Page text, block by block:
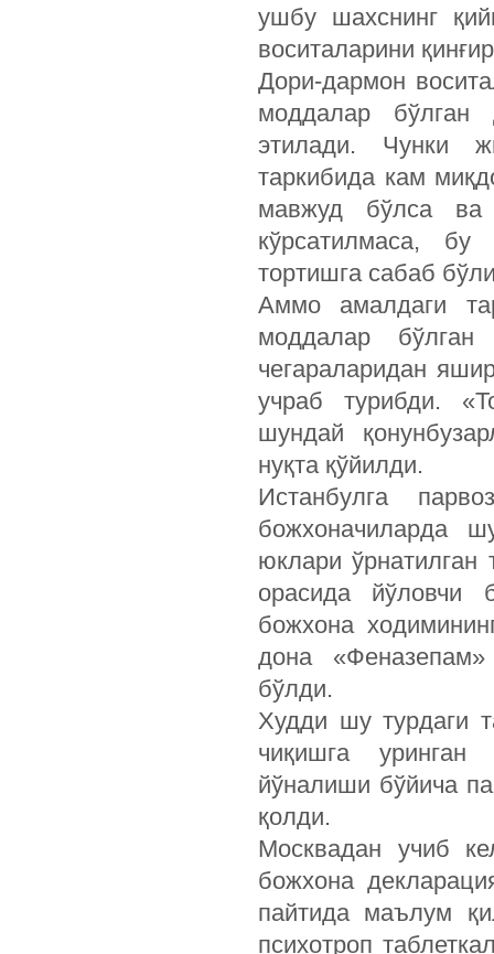
ушбу шахснинг
воситаларини
Дори-дармон
моддалар бўлган
этилади. Чунки
таркибида кам
мавжуд бўлса ва
кўрсатилмаса,
тортишга сабаб
Аммо амалдаги
моддалар бўлган
чегараларидан
учраб турибди.
шундай
нуқта қўйилди.
Истанбулга
божхоначиларда
юклари ўрнатилган
орасида йўловчи
божхона
дона
бўлди.
Худди шу турдаги
чиқишга
йўналиши бўйича
қолди.
Москвадан учиб
божхона
пайтида маълум
психотроп